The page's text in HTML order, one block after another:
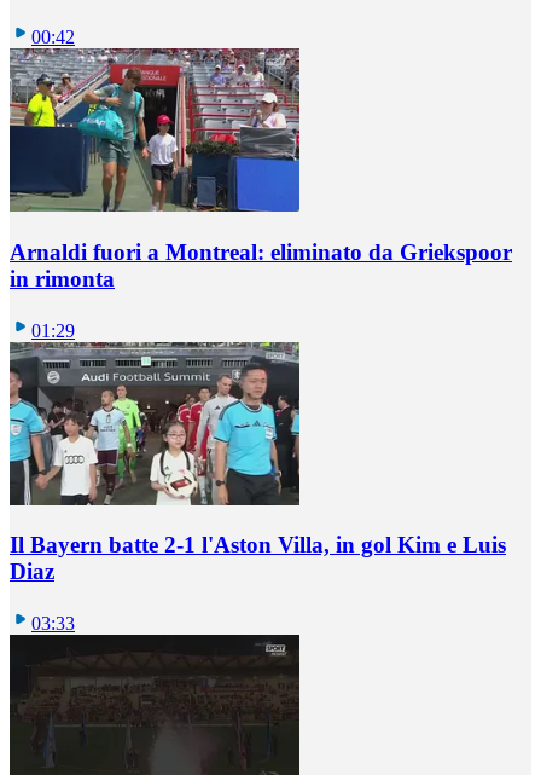
00:42
Arnaldi fuori a Montreal: eliminato da Griekspoor
in rimonta
01:29
Il Bayern batte 2-1 l'Aston Villa, in gol Kim e Luis
Diaz
03:33